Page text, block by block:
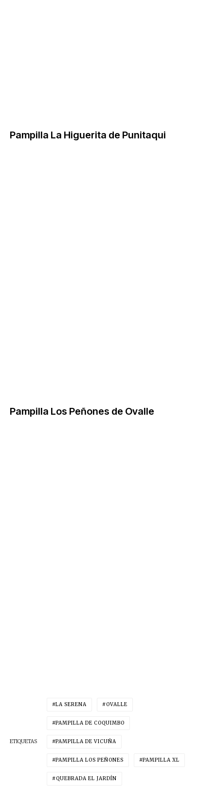
Pampilla La Higuerita de Punitaqui
Pampilla Los Peñones de Ovalle
ETIQUETAS
LA SERENA OVALLE
PAMPILLA DE COQUIMBO
PAMPILLA DE VICUÑA
PAMPILLA LOS PEÑONES PAMPILLA XL
QUEBRADA EL JARDÍN